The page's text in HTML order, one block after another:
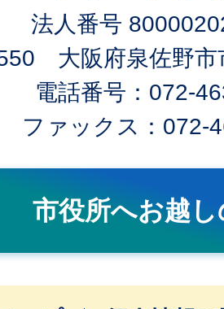
法人番号
大阪府泉佐野市
電話番号：072-
ファックス：072-
市役所へお越